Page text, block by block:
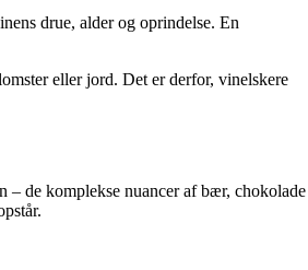
drue, alder og oprindelse. En
eller jord. Det er derfor, vinelskere
– de komplekse nuancer af bær, chokolade